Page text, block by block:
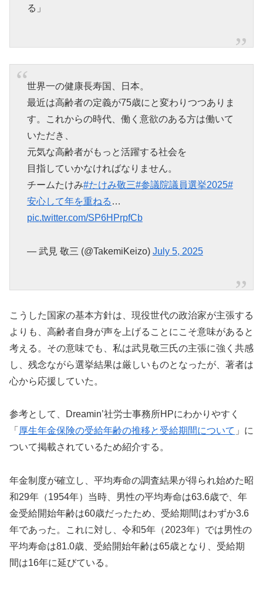
る」
世界一の健康長寿国、日本。
最近は高齢者の定義が75歳にと変わりつつありま
す。これからの時代、働く意欲のある方は働いて
いただき、
元気な高齢者がもっと活躍する社会を
目指していかなければなりません。
チームたけみ#たけみ敬三#参議院議員選挙2025#
安心して年を重ねる …
pic.twitter.com/SP6HPrpfCb
— 武見 敬三 (@TakemiKeizo) July 5, 2025
こうした国家の基本方針は、現役世代の政治家が主張する
よりも、高齢者自身が声を上げることにこそ意味があると
考える。その意味でも、私は武見敬三氏の主張に強く共感
し、残念ながら選挙結果は厳しいものとなったが、著者は
心から応援していた。
参考として、Dreamin’社労士事務所HPにわかりやすく
「 厚生年金保険の受給年齢の推移と受給期間について 」に
ついて掲載されているため紹介する。
年金制度が確立し、平均寿命の調査結果が得られ始めた昭
和29年（1954年）当時、男性の平均寿命は63.6歳で、年
金受給開始年齢は60歳だったため、受給期間はわずか3.6
年であった。これに対し、令和5年（2023年）では男性の
平均寿命は81.0歳、受給開始年齢は65歳となり、受給期
間は16年に延びている。